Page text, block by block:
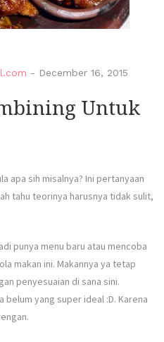
- December 16, 2015
Untuk
apa sih misalnya? Ini pertanyaan
tahu teorinya harusnya tidak sulit,
punya menu baru atau mencoba
makan ini. Makannya ya tetap
penyesuaian di sana sini.
belum yang super ideal :D. Karena